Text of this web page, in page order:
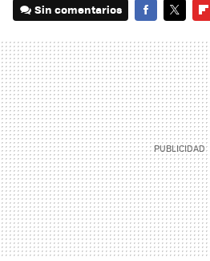
Sin comentarios